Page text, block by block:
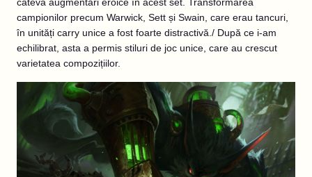
câteva augmentări eroice în acest set. Transformarea
campionilor precum Warwick, Sett și Swain, care erau tancuri,
în unități carry unice a fost foarte distractivă./ După ce i-am
echilibrat, asta a permis stiluri de joc unice, care au crescut
varietatea compozițiilor.